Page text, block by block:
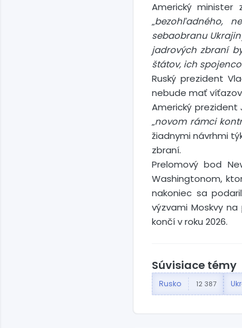
Americký minister
„bezohľadného,
sebaobranu
jadrových zbraní
štátov, ich
Ruský prezident
nebude mať
Americký prezident
„novom rámci
žiadnymi návrhmi
zbraní.
Prelomový bod
Washingtonom,
nakoniec sa
výzvami Moskvy
končí v roku 2026.
Súvisiace témy
Rusko 12 387